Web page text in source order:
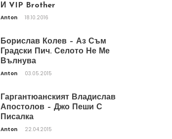
И VIP Brother
Anton 18.10.2016
Борислав Колев – Аз Съм
Градски Пич. Селото Не Ме
Вълнува
Anton 03.05.2015
Гаргантюанският Владислав
Апостолов – Джо Пеши С
Писалка
Anton 22.04.2015